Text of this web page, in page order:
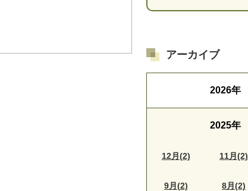
アーカイブ
2026年
2025年
12月(2) 11月(2)
9月(2) 8月(2)